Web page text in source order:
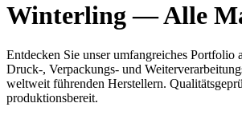
Winterling — Alle
Entdecken Sie unser umfangreiches Portfolio
Druck-, Verpackungs- und
weltweit führenden Herstellern.
produktionsbereit.